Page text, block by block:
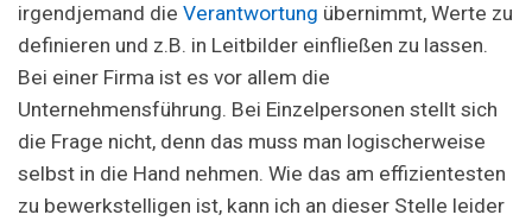
irgendjemand die Verantwortung übernimmt, Werte zu
definieren und z.B. in Leitbilder einfließen zu lassen.
Bei einer Firma ist es vor allem die
Unternehmensführung. Bei Einzelpersonen stellt sich
die Frage nicht, denn das muss man logischerweise
selbst in die Hand nehmen. Wie das am effizientesten
zu bewerkstelligen ist, kann ich an dieser Stelle leider